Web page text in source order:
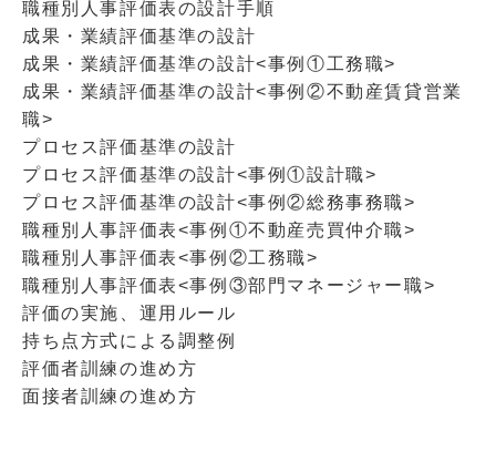
職種別人事評価表の設計手順
成果・業績評価基準の設計
成果・業績評価基準の設計<事例①工務職>
成果・業績評価基準の設計<事例②不動産賃貸営業
職>
プロセス評価基準の設計
プロセス評価基準の設計<事例①設計職>
プロセス評価基準の設計<事例②総務事務職>
職種別人事評価表<事例①不動産売買仲介職>
職種別人事評価表<事例②工務職>
職種別人事評価表<事例③部門マネージャー職>
評価の実施、運用ルール
持ち点方式による調整例
評価者訓練の進め方
面接者訓練の進め方